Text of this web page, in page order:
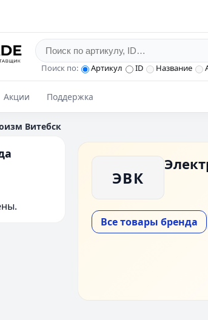
Поиск по: Артикул ID Название
Акции Поддержка
Витебск
ЭВК
Все товары бренда